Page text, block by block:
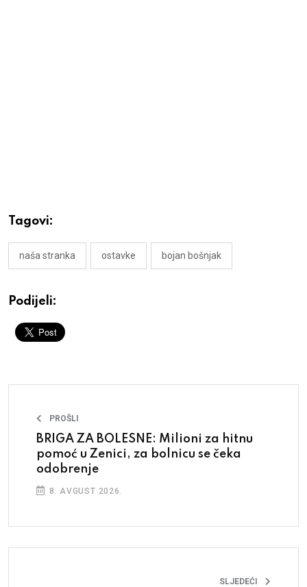
Tagovi:
naša stranka ostavke bojan bošnjak
Podijeli:
PROŠLI
BRIGA ZA BOLESNE: Milioni za hitnu
pomoć u Zenici, za bolnicu se čeka
odobrenje
8. AVGUST 2026.
SLJEDEĆI